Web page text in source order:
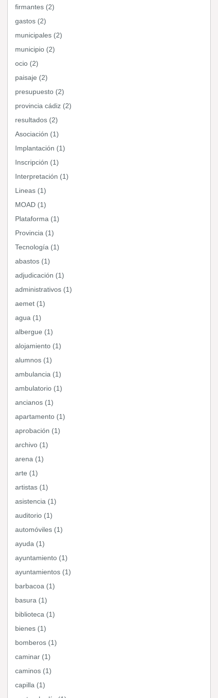
firmantes (2)
gastos (2)
municipales (2)
municipio (2)
ocio (2)
paisaje (2)
presupuesto (2)
provincia cádiz (2)
resultados (2)
Asociación (1)
Implantación (1)
Inscripción (1)
Interpretación (1)
Lineas (1)
MOAD (1)
Plataforma (1)
Provincia (1)
Tecnología (1)
abastos (1)
adjudicación (1)
administrativos (1)
aemet (1)
agua (1)
albergue (1)
alojamiento (1)
alumnos (1)
ambulancia (1)
ambulatorio (1)
ancianos (1)
apartamento (1)
aprobación (1)
archivo (1)
arena (1)
arte (1)
artistas (1)
asistencia (1)
auditorio (1)
automóviles (1)
ayuda (1)
ayuntamiento (1)
ayuntamientos (1)
barbacoa (1)
basura (1)
biblioteca (1)
bienes (1)
bomberos (1)
caminar (1)
caminos (1)
capilla (1)